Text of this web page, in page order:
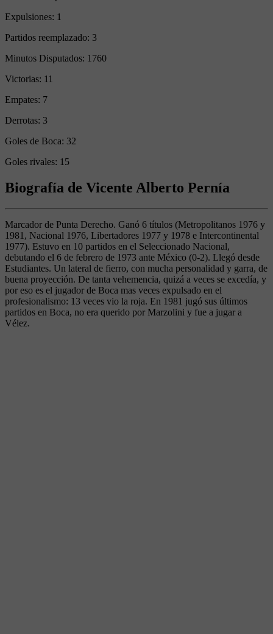
Expulsiones: 1
Partidos reemplazado: 3
Minutos Disputados: 1760
Victorias: 11
Empates: 7
Derrotas: 3
Goles de Boca: 32
Goles rivales: 15
Biografía de Vicente Alberto Pernía
Marcador de Punta Derecho. Ganó 6 títulos (Metropolitanos 1976 y
1981, Nacional 1976, Libertadores 1977 y 1978 e Intercontinental
1977). Estuvo en 10 partidos en el Seleccionado Nacional,
debutando el 6 de febrero de 1973 ante México (0-2). Llegó desde
Estudiantes. Un lateral de fierro, con mucha personalidad y garra, de
buena proyección. De tanta vehemencia, quizá a veces se excedía, y
por eso es el jugador de Boca mas veces expulsado en el
profesionalismo: 13 veces vio la roja. En 1981 jugó sus últimos
partidos en Boca, no era querido por Marzolini y fue a jugar a
Vélez.